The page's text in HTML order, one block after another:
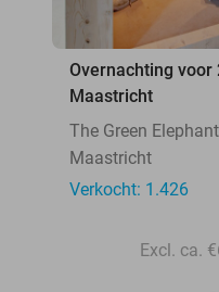
Overnachting voor
Maastricht
The Green
Maastricht
Verkocht: 1.426
Excl. ca.